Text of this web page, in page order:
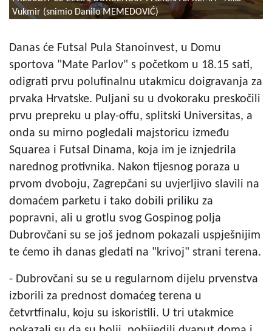
Vukmir (snimio Danilo MEMEDOVIĆ)
Danas će Futsal Pula Stanoinvest, u Domu
sportova "Mate Parlov" s početkom u 18.15 sati,
odigrati prvu polufinalnu utakmicu doigravanja za
prvaka Hrvatske. Puljani su u dvokoraku preskočili
prvu prepreku u play-offu, splitski Universitas, a
onda su mirno pogledali majstoricu između
Squarea i Futsal Dinama, koja im je iznjedrila
narednog protivnika. Nakon tijesnog poraza u
prvom dvoboju, Zagrepčani su uvjerljivo slavili na
domaćem parketu i tako dobili priliku za
popravni, ali u grotlu svog Gospinog polja
Dubrovčani su se još jednom pokazali uspješnijim
te ćemo ih danas gledati na "krivoj" strani terena.
- Dubrovčani su se u regularnom dijelu prvenstva
izborili za prednost domaćeg terena u
četvrtfinalu, koju su iskoristili. U tri utakmice